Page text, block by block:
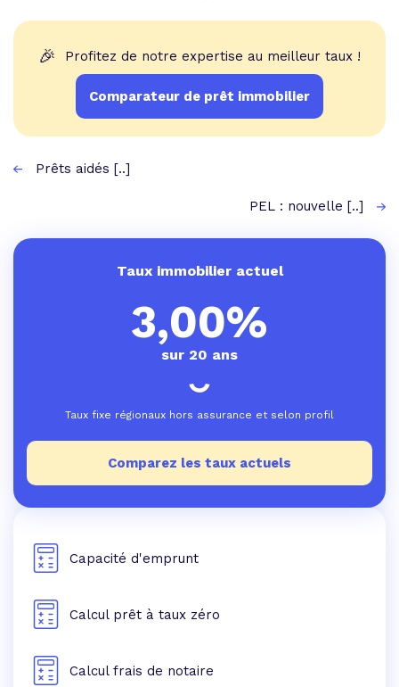
🎉 Profitez de notre expertise au meilleur taux !
Comparateur de prêt immobilier
Prêts aidés [..]
PEL : nouvelle [..]
Taux immobilier actuel
3,00%
sur 20 ans
Taux fixe régionaux hors assurance et selon profil
Comparez les taux actuels
Capacité d'emprunt
Calcul prêt à taux zéro
Calcul frais de notaire